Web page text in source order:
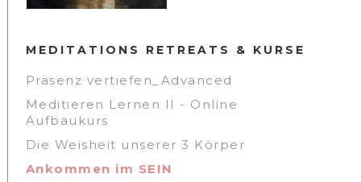
MEDITATIONS RETREATS & KURSE
Präsenz vertiefen_Advanced
Meditieren Lernen II - Online
Aufbaukurs
Die Weisheit unserer 3 Körper
Ankommen im SEIN